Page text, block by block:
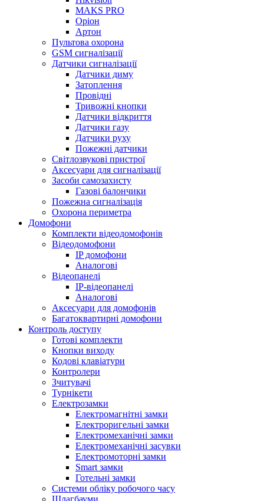
MAKS PRO
Оріон
Артон
Пультова охорона
GSM сигналізації
Датчики сигналізації
Датчики диму
Затоплення
Провідні
Тривожні кнопки
Датчики відкриття
Датчики газу
Датчики руху
Пожежні датчики
Світлозвукові пристрої
Аксесуари для сигналізації
Засоби самозахисту
Газові балончики
Пожежна сигналізація
Охорона периметра
Домофони
Комплекти відеодомофонів
Відеодомофони
IP домофони
Аналогові
Відеопанелі
IP-відеопанелі
Аналогові
Аксесуари для домофонів
Багатоквартирні домофони
Контроль доступу
Готові комплекти
Кнопки виходу
Кодові клавіатури
Контролери
Зчитувачі
Турнікети
Електрозамки
Електромагнітні замки
Електроригельні замки
Електромеханічні замки
Електромеханічні засувки
Електромоторні замки
Smart замки
Готельні замки
Системи обліку робочого часу
Шлагбауми